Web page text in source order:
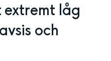
extremt låg
och